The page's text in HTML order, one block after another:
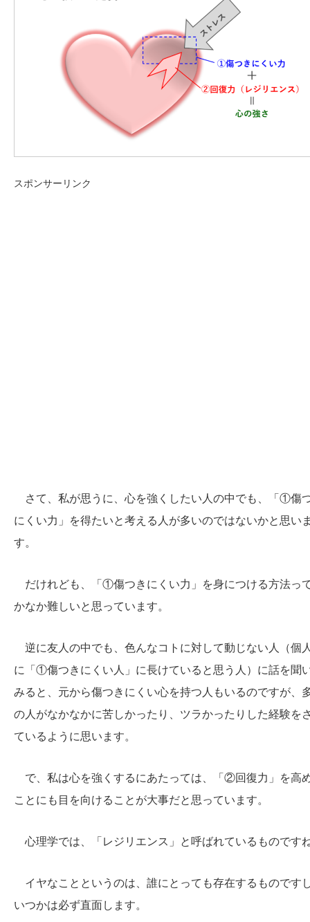
スポンサーリンク
さて、私が思うに、心を強くしたい人の中でも、「①傷
にくい力」を得たいと考える人が多いのではないかと思い
す。
だけれども、「①傷つきにくい力」を身につける方法っ
かなか難しいと思っています。
逆に友人の中でも、色んなコトに対して動じない人（個
に「①傷つきにくい人」に長けていると思う人）に話を聞
みると、元から傷つきにくい心を持つ人もいるのですが、
の人がなかなかに苦しかったり、ツラかったりした経験を
ているように思います。
で、私は心を強くするにあたっては、「②回復力」を高
ことにも目を向けることが大事だと思っています。
心理学では、「レジリエンス」と呼ばれているものです
イヤなことというのは、誰にとっても存在するものです
いつかは必ず直面します。